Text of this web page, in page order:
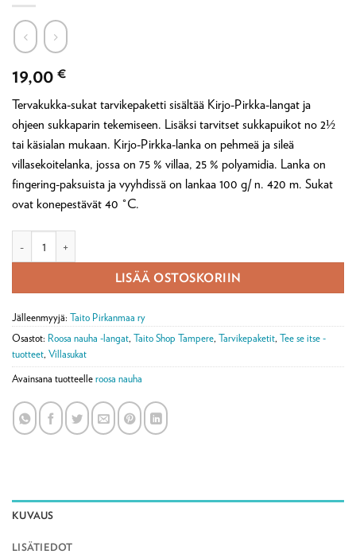
19,00 €
Tervakukka-sukat tarvikepaketti sisältää Kirjo-Pirkka-langat ja
ohjeen sukkaparin tekemiseen. Lisäksi tarvitset sukkapuikot no 2½
tai käsialan mukaan. Kirjo-Pirkka-lanka on pehmeä ja sileä
villasekoitelanka, jossa on 75 % villaa, 25 % polyamidia. Lanka on
fingering-paksuista ja vyyhdissä on lankaa 100 g/ n. 420 m. Sukat
ovat konepestävät 40 °C.
LISÄÄ OSTOSKORIIN
Jälleenmyyjä: Taito Pirkanmaa ry
Osastot: Roosa nauha -langat, Taito Shop Tampere, Tarvikepaketit, Tee se itse -
tuotteet, Villasukat
Avainsana tuotteelle roosa nauha
KUVAUS
LISÄTIEDOT